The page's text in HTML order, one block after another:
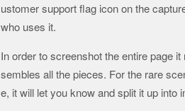
ustomer support flag icon on the
who uses it.
In order to screenshot the entire page
sembles all the pieces. For the rare
e, it will let you know and split it up into